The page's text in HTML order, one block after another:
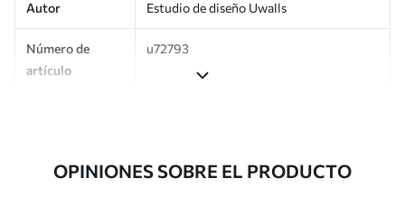
Autor Estudio de diseño Uwalls
Número de
artículo
u72793
Adicionalmente
Disponible con recubrimiento de barniz
OPINIONES SOBRE EL PRODUCTO